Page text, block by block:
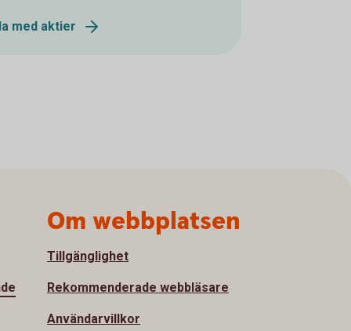
med aktier
Om webbplatsen
Tillgänglighet
Rekommenderade webbläsare
Användarvillkor